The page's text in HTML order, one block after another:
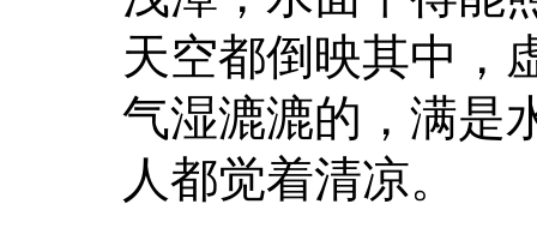
天空都倒映其中，
气湿漉漉的，满是
人都觉着清凉。